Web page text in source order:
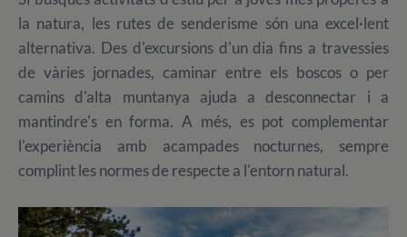
la natura, les rutes de senderisme són una excel·lent
alternativa. Des d'excursions d'un dia fins a travessies
de vàries jornades, caminar entre els boscos o per
camins d'alta muntanya ajuda a desconnectar i a
mantindre's en forma. A més, es pot complementar
l'experiència amb acampades nocturnes, sempre
complint les normes de respecte a l'entorn natural.